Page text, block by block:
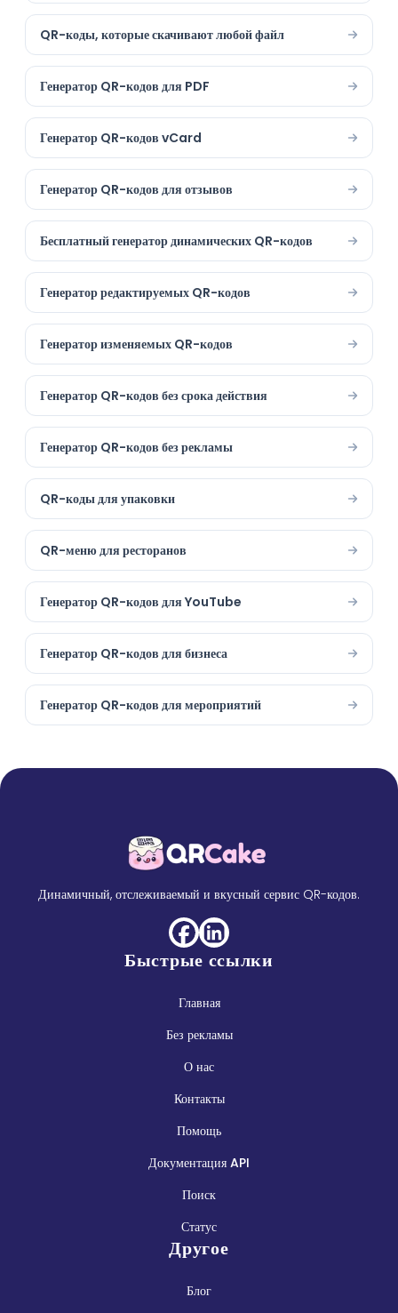
QR-коды, которые скачивают любой файл
Генератор QR-кодов для PDF
Генератор QR-кодов vCard
Генератор QR-кодов для отзывов
Бесплатный генератор динамических QR-кодов
Генератор редактируемых QR-кодов
Генератор изменяемых QR-кодов
Генератор QR-кодов без срока действия
Генератор QR-кодов без рекламы
QR-коды для упаковки
QR-меню для ресторанов
Генератор QR-кодов для YouTube
Генератор QR-кодов для бизнеса
Генератор QR-кодов для мероприятий
Динамичный, отслеживаемый и вкусный сервис QR-кодов.
Быстрые ссылки
Главная
Без рекламы
О нас
Контакты
Помощь
Документация API
Поиск
Статус
Другое
Блог